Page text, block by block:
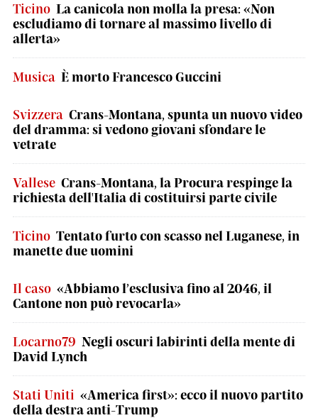
Ticino La canicola non molla la presa: «Non
escludiamo di tornare al massimo livello di
allerta»
Musica È morto Francesco Guccini
Svizzera Crans-Montana, spunta un nuovo video
del dramma: si vedono giovani sfondare le
vetrate
Vallese Crans-Montana, la Procura respinge la
richiesta dell'Italia di costituirsi parte civile
Ticino Tentato furto con scasso nel Luganese, in
manette due uomini
Il caso «Abbiamo l’esclusiva fino al 2046, il
Cantone non può revocarla»
Locarno79 Negli oscuri labirinti della mente di
David Lynch
Stati Uniti «America first»: ecco il nuovo partito
della destra anti-Trump